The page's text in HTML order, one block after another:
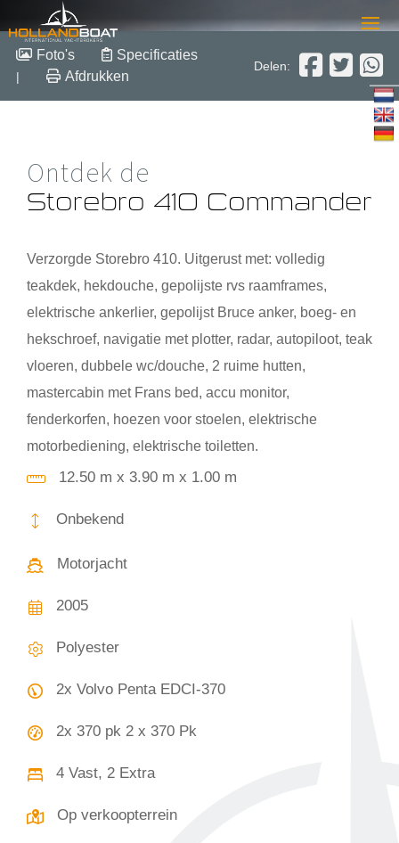
Storebro 410 Commander
Verkocht
Foto's Specificaties
| Afdrukken
Delen:
Ontdek de
Storebro 410 Commander
Verzorgde Storebro 410. Uitgerust met: volledig
teakdek, hekdouche, gepolijste rvs raamframes,
elektrische ankerlier, gepolijst Bruce anker, boeg- en
hekschroef, navigatie met plotter, radar, autopiloot, teak
vloeren, dubbele wc/douche, 2 ruime hutten,
mastercabin met Frans bed, accu monitor,
fenderkorfen, hoezen voor stoelen, elektrische
motorbediening, elektrische toiletten.
12.50 m x 3.90 m x 1.00 m
Onbekend
Motorjacht
2005
Polyester
2x Volvo Penta EDCI-370
2x 370 pk 2 x 370 Pk
4 Vast, 2 Extra
Op verkoopterrein